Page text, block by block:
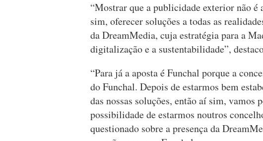
“Mostrar que a publicidade exterior não é
sim, oferecer soluções a todas as
da DreamMedia, cuja estratégia para a
digitalização e a sustentabilidade”,
“Para já a aposta é Funchal porque a
do Funchal. Depois de estarmos bem
das nossas soluções, então aí sim, vamos
possibilidade de estarmos noutros
questionado sobre a presença da